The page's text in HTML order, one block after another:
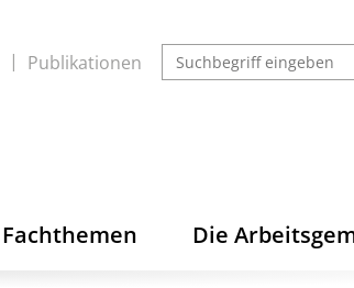
Publikationen
Fachthemen Die